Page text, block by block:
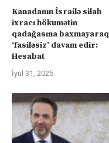
Kanadanın İsrailə silah
ixracı hökumətin
qadağasına baxmayaraq
‘fasiləsiz’ davam edir:
Hesabat
İyul 31, 2025